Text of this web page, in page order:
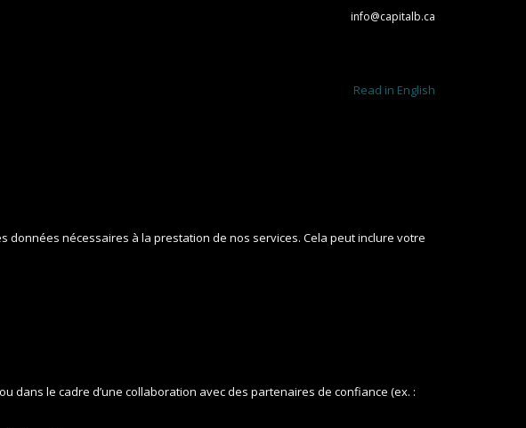
info@capitalb.ca
Read in English
nécessaires à la prestation de nos services. Cela peut inclure votre
dans le cadre d’une collaboration avec des partenaires de confiance (ex. :